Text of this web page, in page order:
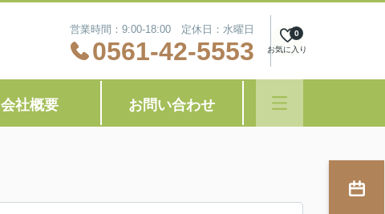
営業時間：9:00-18:00 定休日：水曜日
0561-42-5553 お気に入り
0
会社概要 お問い合わせ